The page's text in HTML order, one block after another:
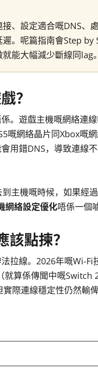
、設定適合嘅DNS、
。呢篇指南會Step
能大幅減少斷線同lag。
？
。遊戲主機嘅網絡連
嘅網絡晶片同Xbox嘅
用錯DNS，導致連線
主機嘅時候，如果經
網絡設定優化唔係一個
該點揀？
拉線。2026年嘅Wi-
算係傳聞中嘅Switch
際連線穩定性仍然輸俾